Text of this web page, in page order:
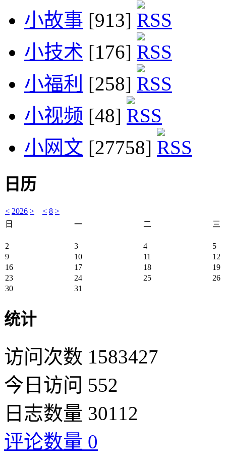
小故事 [913]
小技术 [176]
小福利 [258]
小视频 [48]
小网文 [27758]
日历
< 2026 > < 8 >
日
一 二 三
2 3 4
5
9
10 11
12
16
17 18
19
23
24 25
26
30
31
统计
访问次数 1583427
今日访问 552
日志数量 30112
评论数量 0